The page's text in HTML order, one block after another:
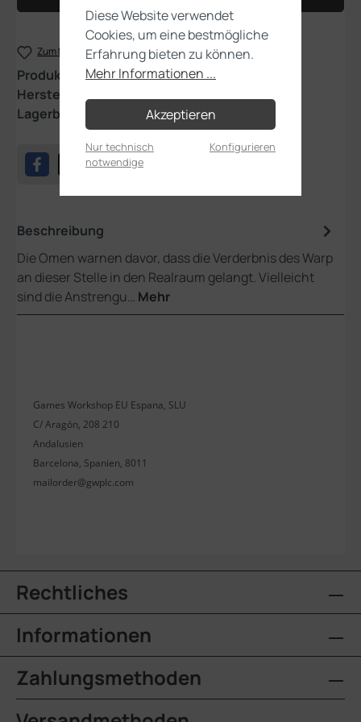
Zum Merkzettel hinzufügen
Produktnummer:73-572
Hersteller:
Lagerbestand:
Beschreibung
Die Omen warnen davor, dass die Verderbnis des Warp
an dieser Stelle in den Realraum gelangt. Vielleicht
sind die Anstrengu… Mehr
Games Workshop EU Espana, SLU
C/ Aragón, 208 210
Andalusien
Barcelona, Spanien, 8011
mailorder@gwplc.com
Rechtliches
Informationen
Zahlungsmethoden
Diese Website verwendet
Cookies, um eine bestmögliche
Erfahrung bieten zu können.
Mehr Informationen ...
Akzeptieren
Nur technisch
notwendige
Konfigurieren